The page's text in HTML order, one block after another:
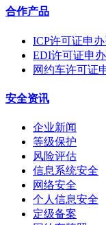
合作产品
ICP许可证申
EDI许可证申
网约车许可证
安全资讯
企业新闻
等级保护
风险评估
信息系统安全
网络安全
个人信息安全
定级备案